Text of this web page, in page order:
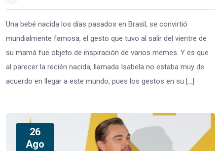
Una bebé nacida los días pasados en Brasil, se convirtió
mundialmente famosa, el gesto que tuvo al salir del vientre de
su mamá fue objeto de inspiración de varios memes. Y es que
al parecer la recién nacida, llamada Isabela no estaba muy de
acuerdo en llegar a este mundo, pues los gestos en su […]
26
Ago